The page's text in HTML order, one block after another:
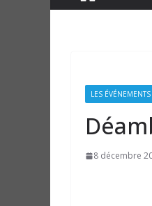
LES ÉVÉNEMENTS
8 décembre